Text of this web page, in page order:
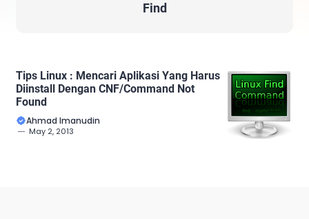
Find
Tips Linux : Mencari Aplikasi Yang Harus
Diinstall Dengan CNF/Command Not
Found
Ahmad Imanudin
May 2, 2013